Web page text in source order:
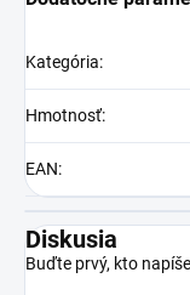
Kategória:
Hmotnosť:
EAN:
Diskusia
Buďte prvý, kto